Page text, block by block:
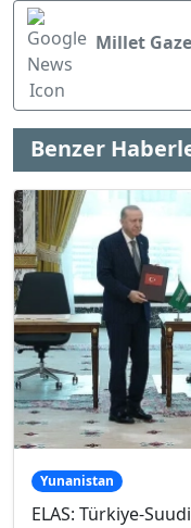
Millet
Benzer
Yunanistan
ELAS: Türkiye-